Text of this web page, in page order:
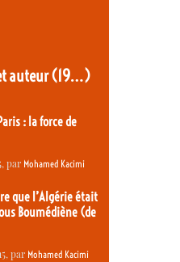
auteur(19…)
: la force de
, par Mohamed Kacimi
que l’Algérie était
Boumédiène (de
, par Mohamed Kacimi